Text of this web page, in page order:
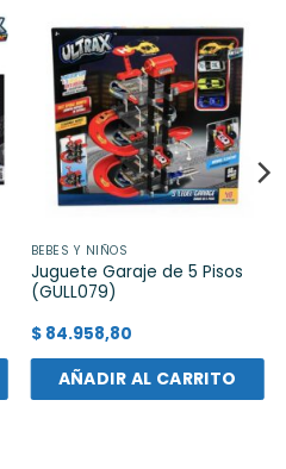
BEBÉS Y NIÑOS
Juguete Garaje de 5 Pisos
(GULL079)
$84.958,80
AÑADIR AL CARRITO